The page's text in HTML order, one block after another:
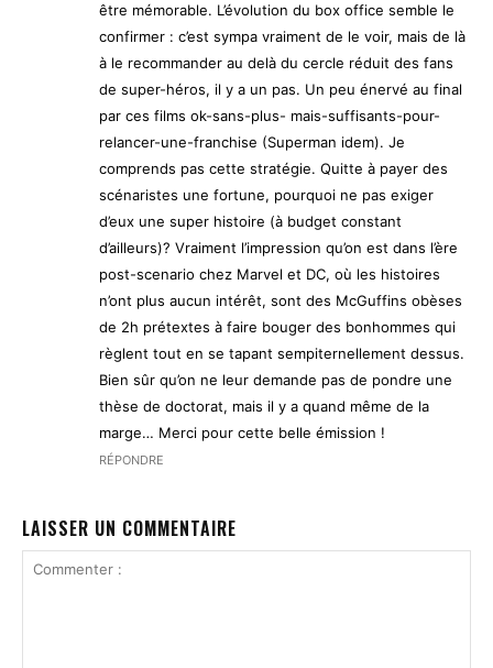
être mémorable. L’évolution du box office semble le
confirmer : c’est sympa vraiment de le voir, mais de là
à le recommander au delà du cercle réduit des fans
de super-héros, il y a un pas. Un peu énervé au final
par ces films ok-sans-plus- mais-suffisants-pour-
relancer-une-franchise (Superman idem). Je
comprends pas cette stratégie. Quitte à payer des
scénaristes une fortune, pourquoi ne pas exiger
d’eux une super histoire (à budget constant
d’ailleurs)? Vraiment l’impression qu’on est dans l’ère
post-scenario chez Marvel et DC, où les histoires
n’ont plus aucun intérêt, sont des McGuffins obèses
de 2h prétextes à faire bouger des bonhommes qui
règlent tout en se tapant sempiternellement dessus.
Bien sûr qu’on ne leur demande pas de pondre une
thèse de doctorat, mais il y a quand même de la
marge… Merci pour cette belle émission !
RÉPONDRE
LAISSER UN COMMENTAIRE